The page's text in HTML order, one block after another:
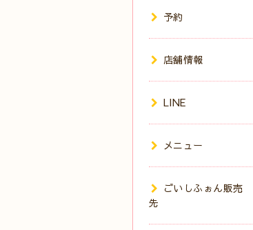
予約
店舗情報
LINE
メニュー
ごいしふぉん販売
先